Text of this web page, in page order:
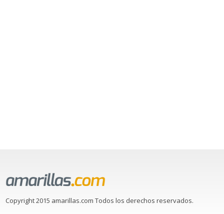
Copyright 2015 amarillas.com Todos los derechos reservados.